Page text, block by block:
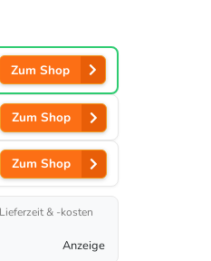
Zum Shop
Zum Shop
Zum Shop
& -kosten
Anzeige